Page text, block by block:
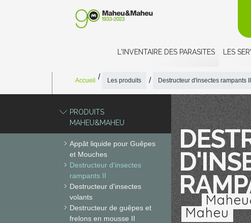
L'INVENTAIRE DES PARASITES LES
Accueil Les produits Destructeur d'insectes rampants II
PRODUITS
MAHEU&MAHEU
Appât liquide pour Guêpes
et Mouches
Destructeur d'insectes
rampants II
Destructeur d'insectes
volants
Destructeur de guêpes et
frelons en mousse II
Maheu